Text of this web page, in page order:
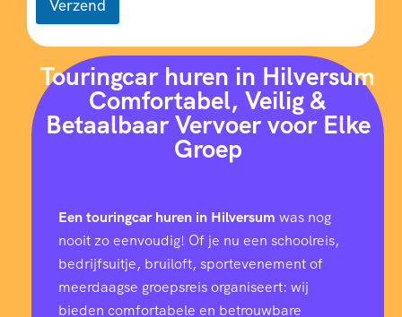
Verzend
Touringcar huren in Hilversum
Comfortabel, Veilig &
Betaalbaar Vervoer voor Elke
Groep
Een touringcar huren in Hilversum was nog
nooit zo eenvoudig! Of je nu een schoolreis,
bedrijfsuitje, bruiloft, sportevenement of
meerdaagse groepsreis organiseert: wij
bieden comfortabele en betrouwbare